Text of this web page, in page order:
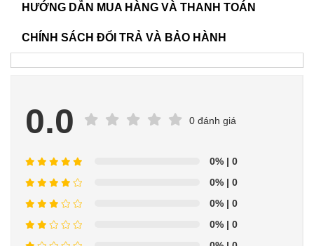
HƯỚNG DẪN MUA HÀNG VÀ THANH TOÁN
CHÍNH SÁCH ĐỔI TRẢ VÀ BẢO HÀNH
0.0 0 đánh giá
0% | 0
0% | 0
0% | 0
0% | 0